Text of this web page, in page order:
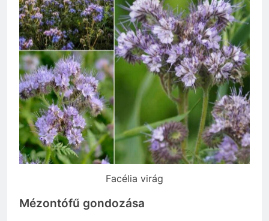
Facélia virág
Mézontófű gondozása